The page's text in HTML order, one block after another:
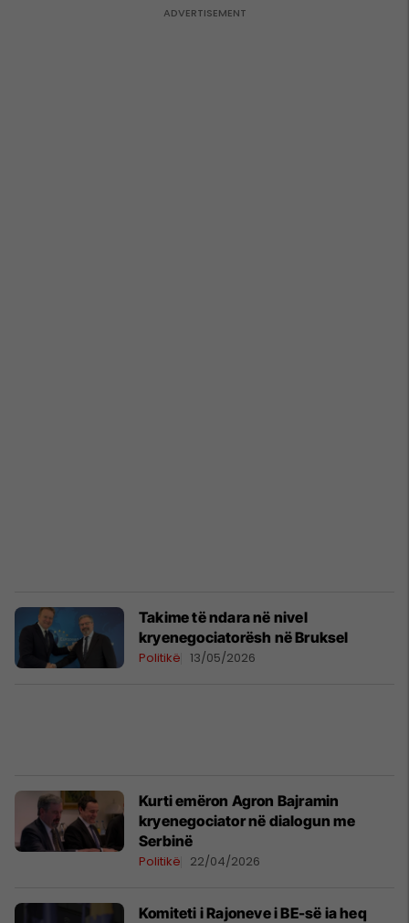
Takime të ndara në nivel
kryenegociatorësh në Bruksel
Politikë 13/05/2026
Kurti emëron Agron Bajramin
kryenegociator në dialogun me
Serbinë
Politikë 22/04/2026
Komiteti i Rajoneve i BE-së ia heq